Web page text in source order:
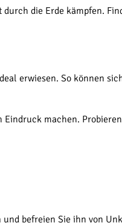
die Erde kämpfen.
erwiesen. So können
machen.
befreien Sie ihn von